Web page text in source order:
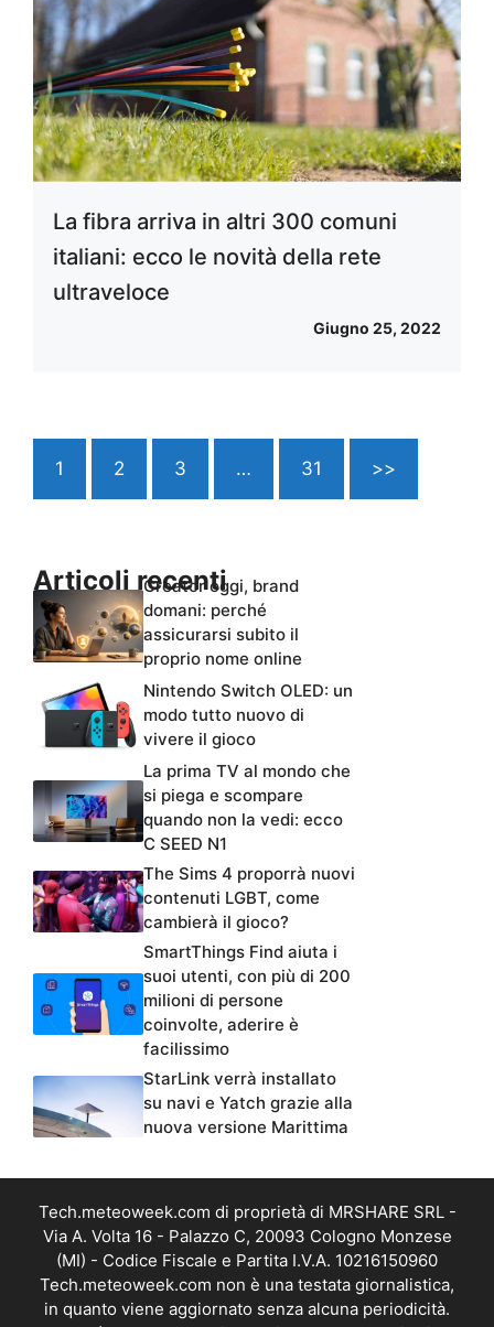
La fibra arriva in altri 300 comuni
italiani: ecco le novità della rete
ultraveloce
Giugno 25, 2022
1 2 3 … 31 >>
Articoli recenti
Creator oggi, brand
domani: perché
assicurarsi subito il
proprio nome online
Nintendo Switch OLED: un
modo tutto nuovo di
vivere il gioco
La prima TV al mondo che
si piega e scompare
quando non la vedi: ecco
C SEED N1
The Sims 4 proporrà nuovi
contenuti LGBT, come
cambierà il gioco?
SmartThings Find aiuta i
suoi utenti, con più di 200
milioni di persone
coinvolte, aderire è
facilissimo
StarLink verrà installato
su navi e Yatch grazie alla
nuova versione Marittima
Tech.meteoweek.com di proprietà di MRSHARE SRL -
Via A. Volta 16 - Palazzo C, 20093 Cologno Monzese
(MI) - Codice Fiscale e Partita I.V.A. 10216150960
Tech.meteoweek.com non è una testata giornalistica,
in quanto viene aggiornato senza alcuna periodicità.